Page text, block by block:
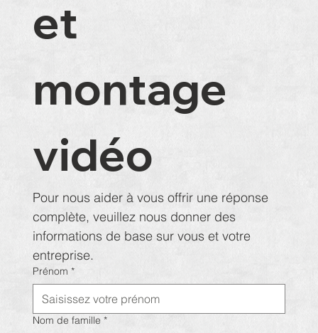
et
montage
vidéo
Pour nous aider à vous offrir une réponse
complète, veuillez nous donner des
informations de base sur vous et votre
entreprise.
Prénom *
Nom de famille *